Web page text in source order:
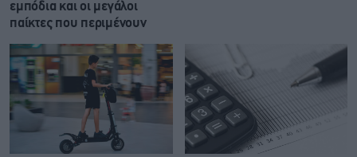
εμπόδια και οι μεγάλοι
παίκτες που περιμένουν